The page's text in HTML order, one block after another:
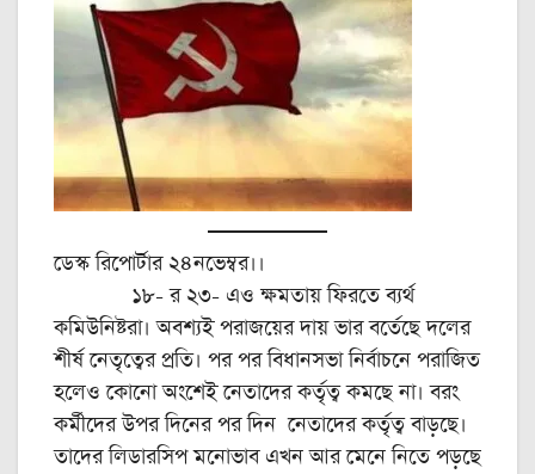
ডেস্ক রিপোর্টার ২৪নভেম্বর।।
১৮- র ২৩- এও ক্ষমতায় ফিরতে ব্যর্থ
কমিউনিষ্টরা। অবশ্যই পরাজয়ের দায় ভার বর্তেছে দলের
শীর্ষ নেতৃত্বের প্রতি। পর পর বিধানসভা নির্বাচনে পরাজিত
হলেও কোনো অংশেই নেতাদের কর্তৃত্ব কমছে না। বরং
কর্মীদের উপর দিনের পর দিন নেতাদের কর্তৃত্ব বাড়ছে।
তাদের লিডারসিপ মনোভাব এখন আর মেনে নিতে পড়ছে